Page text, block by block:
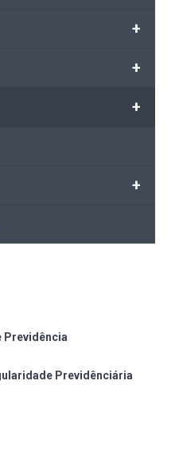
+
+
+
+
Previdência
Previdênciária